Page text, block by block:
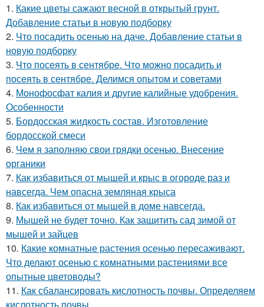
1. Какие цветы сажают весной в открытый грунт.
Добавление статьи в новую подборку
2. Что посадить осенью на даче. Добавление статьи в
новую подборку
3. Что посеять в сентябре. Что можно посадить и
посеять в сентябре. Делимся опытом и советами
4. Монофосфат калия и другие калийные удобрения.
Особенности
5. Бордосская жидкость состав. Изготовление
бордосской смеси
6. Чем я заполняю свои грядки осенью. Внесение
органики
7. Как избавиться от мышей и крыс в огороде раз и
навсегда. Чем опасна земляная крыса
8. Как избавиться от мышей в доме навсегда.
9. Мышей не будет точно. Как защитить сад зимой от
мышей и зайцев
10. Какие комнатные растения осенью пересаживают.
Что делают осенью с комнатными растениями все
опытные цветоводы?
11. Как сбалансировать кислотность почвы. Определяем
кислотность почвы